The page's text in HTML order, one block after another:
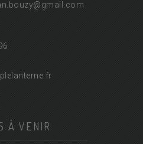
gmail.com
À VENIR